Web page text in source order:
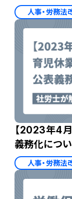
人事・労務法
【2023年4
義務化につ
人事・労務法